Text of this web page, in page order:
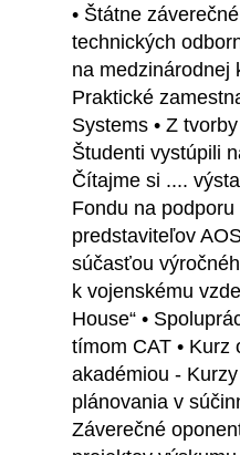
• Štátne
technických
na medzinárodnej
Praktické
Systems • Z
Študenti vystúpili
Čítajme si ....
Fondu na
predstaviteľov
súčasťou
k vojenskému
House“ •
tímom CAT • Kurz
akadémiou -
plánovania v
Záverečné